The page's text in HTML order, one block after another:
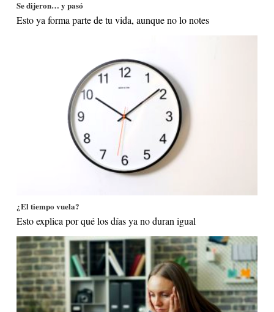
Se dijeron… y pasó
Esto ya forma parte de tu vida, aunque no lo notes
¿El tiempo vuela?
Esto explica por qué los días ya no duran igual